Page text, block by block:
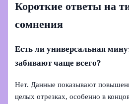
Короткие ответы на
сомнения
Есть ли универсальная
забивают чаще всего?
Нет. Данные показывают
целых отрезках, особенно в